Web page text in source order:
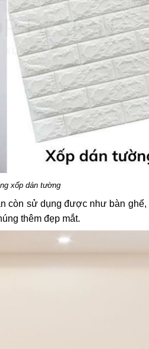
xốp dán tường
còn sử dụng được như bàn
thêm đẹp mắt.